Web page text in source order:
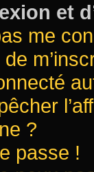
et
me
?
passe !